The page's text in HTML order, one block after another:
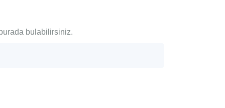
bulabilirsiniz.